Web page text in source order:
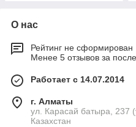
О нас
Рейтинг не сформирован
Менее 5 отзывов за
Работает с 14.07.2014
г. Алматы
ул. Карасай батыра, 237
Казахстан